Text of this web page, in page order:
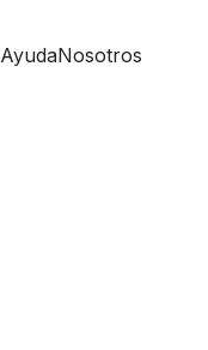
AyudaNosotros